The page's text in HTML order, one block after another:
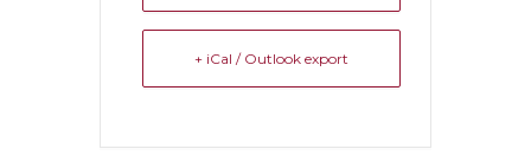
+ iCal / Outlook export